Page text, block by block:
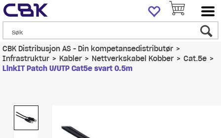
CBK Distribusjon AS - Din kompetansedistributør>
Infrastruktur>Kabler>Nettverkskabel Kobber>Cat.5e>
LinkIT Patch U/UTP Cat5e svart 0.5m